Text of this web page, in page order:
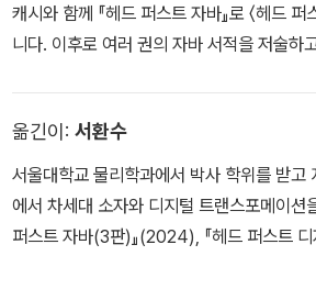
캐시와 함께 『헤드 퍼스트 자바』로 〈헤드
니다. 이후로 여러 권의 자바 서적을 저술하
옮긴이: 서환수
서울대학교 물리학과에서 박사 학위를 받
에서 차세대 소자와 디지털 트랜스포메이션
퍼스트 자바(3판)』(2024), 『헤드 퍼스트